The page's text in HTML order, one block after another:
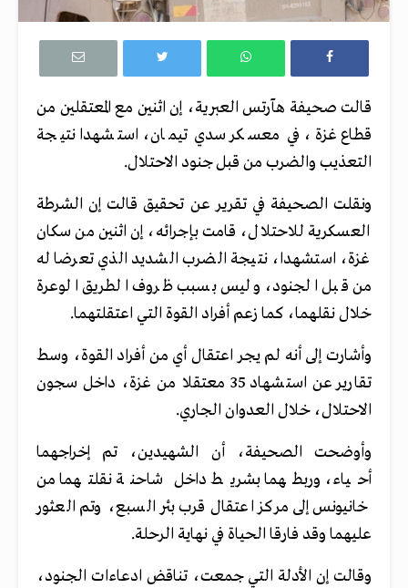
قالت صحيفة هآرتس العبرية، إن اثنين مع المعتقلين من
قطاع غزة، في معسكر سدي تيمان، استشهدا نتيجة
التعذيب والضرب من قبل جنود الاحتلال.
ونقلت الصحيفة في تقرير عن تحقيق قالت إن الشرطة
العسكرية للاحتلال، قامت بإجرائه، إن اثنين من سكان
غزة، استشهدا، نتيجة الضرب الشديد الذي تعرضا له
من قبل الجنود، وليس بسبب ظروف الطريق الوعرة
خلال نقلهما، كما زعم أفراد القوة التي اعتقلتهما.
وأشارت إلى أنه لم يجر اعتقال أي من أفراد القوة، وسط
تقارير عن استشهاد 35 معتقلا من غزة، داخل سجون
الاحتلال، خلال العدوان الجاري.
وأوضحت الصحيفة، أن الشهيدين، تم إخراجهما
أحياء، وربطهما بشريط داخل شاحنة نقلتهما من
خانيونس إلى مركز اعتقال قرب بئر السبع، وتم العثور
عليهما وقد فارقا الحياة في نهاية الرحلة.
وقالت إن الأدلة التي جمعت، تناقض ادعاءات الجنود،